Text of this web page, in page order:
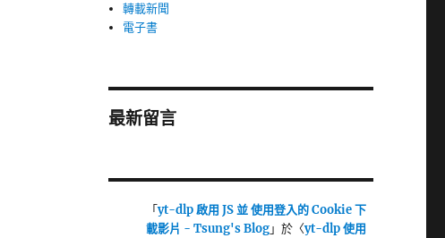
轉載新聞
電子書
最新留言
「yt-dlp 啟用 JS 並 使用登入的 Cookie 下
載影片 - Tsung's Blog」於〈yt-dlp 使用